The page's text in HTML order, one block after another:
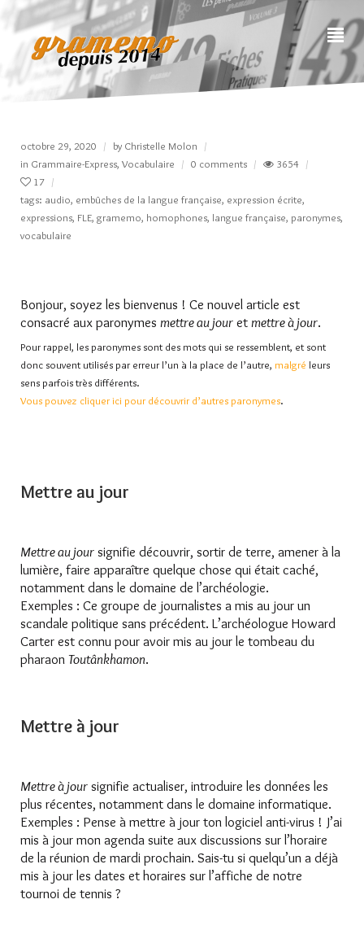
octobre 29, 2020 by Christelle Molon
in Grammaire-Express, Vocabulaire 0 comments
3654
17
tags: audio, embûches de la langue française, expression écrite,
expressions, FLE, gramemo, homophones, langue française, paronymes,
vocabulaire
Bonjour, soyez les bienvenus ! Ce nouvel article est
consacré aux paronymes mettre au jour et mettre à jour.
Pour rappel, les paronymes sont des mots qui se ressemblent, et sont
donc souvent utilisés par erreur l’un à la place de l’autre, malgré leurs
sens parfois très différents.
Vous pouvez cliquer ici pour découvrir d’autres paronymes.
Mettre au jour
Mettre au jour signifie découvrir, sortir de terre, amener à la
lumière, faire apparaître quelque chose qui était caché,
notamment dans le domaine de l’archéologie.
Exemples : Ce groupe de journalistes a mis au jour un
scandale politique sans précédent. L’archéologue Howard
Carter est connu pour avoir mis au jour le tombeau du
pharaon Toutânkhamon.
Mettre à jour
Mettre à jour signifie actualiser, introduire les données les
plus récentes, notamment dans le domaine informatique.
Exemples : Pense à mettre à jour ton logiciel anti-virus ! J’ai
mis à jour mon agenda suite aux discussions sur l’horaire
de la réunion de mardi prochain. Sais-tu si quelqu’un a déjà
mis à jour les dates et horaires sur l’affiche de notre
tournoi de tennis ?